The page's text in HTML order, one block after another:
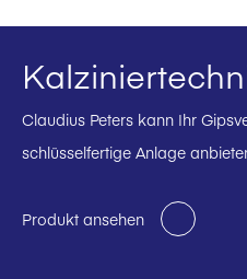
Claudius Peters kann Ihr
schlüsselfertige Anlage
Produkt ansehen